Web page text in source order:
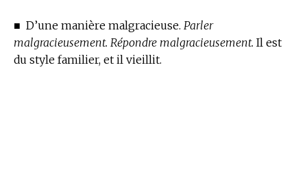
■ D’une manière malgracieuse. Parler
malgracieusement. Répondre malgracieusement. Il est
du style familier, et il vieillit.